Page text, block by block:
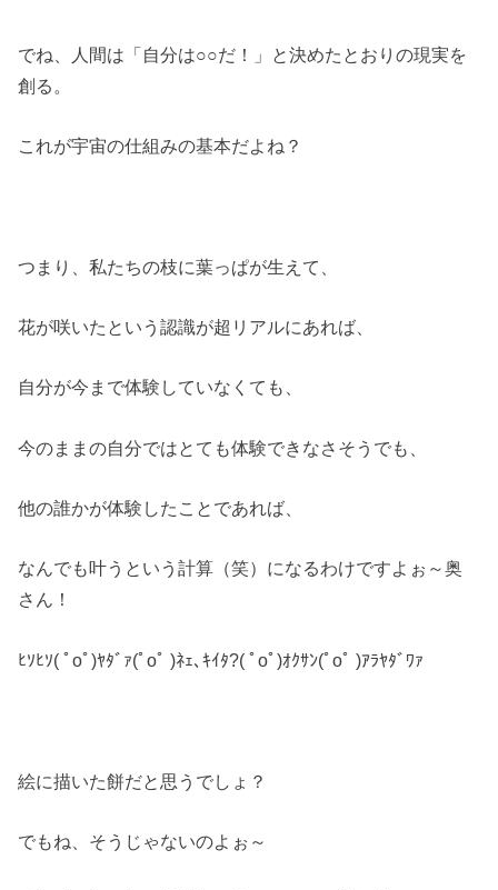
でね、人間は「自分は○○だ！」と決めたとおりの現実を
創る。
これが宇宙の仕組みの基本だよね？
つまり、私たちの枝に葉っぱが生えて、
花が咲いたという認識が超リアルにあれば、
自分が今まで体験していなくても、
今のままの自分ではとても体験できなさそうでも、
他の誰かが体験したことであれば、
なんでも叶うという計算（笑）になるわけですよぉ～奥
さん！
ﾋｿﾋｿ( ﾟoﾟ)ﾔﾀﾞｧ(ﾟoﾟ )ﾈｪ､ｷｲﾀ?( ﾟoﾟ)ｵｸｻﾝ(ﾟoﾟ )ｱﾗﾔﾀﾞﾜｧ
絵に描いた餅だと思うでしょ？
でもね、そうじゃないのよぉ～